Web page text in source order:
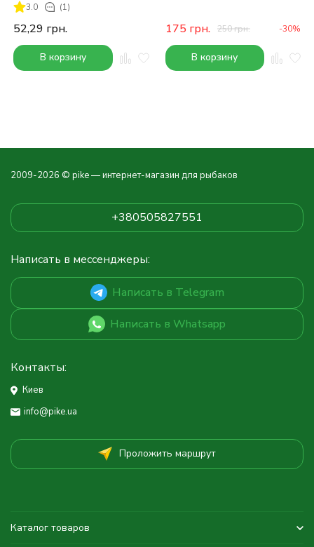
3.0 (1)
52,29 грн.
В корзину
175 грн. 250грн. -30%
В корзину
2009-2026 © pike — интернет-магазин для рыбаков
+380505827551
Написать в мессенджеры:
Написать в Telegram
Написать в Whatsapp
Контакты:
Киев
info@pike.ua
Проложить маршрут
Каталог товаров